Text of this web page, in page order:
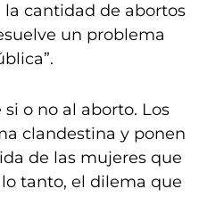
cantidad de abortos
un problema
o no al aborto. Los
clandestina y ponen
de las mujeres que
tanto, el dilema que